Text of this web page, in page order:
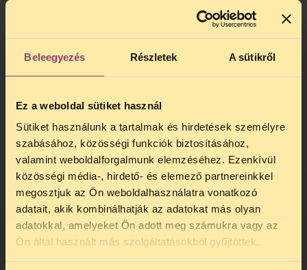
Beleegyezés Részletek A sütikről
Ez a weboldal sütiket használ
Sütiket használunk a tartalmak és hirdetések személyre
szabásához, közösségi funkciók biztosításához,
valamint weboldalforgalmunk elemzéséhez. Ezenkívül
közösségi média-, hirdető- és elemező partnereinkkel
megosztjuk az Ön weboldalhasználatra vonatkozó
adatait, akik kombinálhatják az adatokat más olyan
adatokkal, amelyeket Ön adott meg számukra vagy az
Ön által használt más szolgáltatásokból gyűjtöttek.
elleni bűncselekményekkel szemben, továbbá
garázda jellegű vagy alkoholos befolyásoltság
alatt elkövetett cselekmények ellen nem
hatékony eszköz a kamerás megfigyelés. Sajnos
a jogszabály elkészítői a mai napig nem
csodafegyver: hiába működik több ezer kamera
ország szerte, a bűnözési statisztika nem javult.
Sőt, a kormányzati kommunikáció egyre romló
közbiztonságról szól, annak ellenére, hogy
országszerte több ezer kamera pásztázza a
lakosságot. A jogalkotásról szóló jelenleg
hatályos törvény, és az új jogalkotási törvény
egyaránt előírja, hogy a jogszabály várható
hatásaihoz igazodó részletességű előzetes
hatásvizsgálatot kell készíteni, amely a
TELEFONOS JOGSEGÉLY
SZÜNET!